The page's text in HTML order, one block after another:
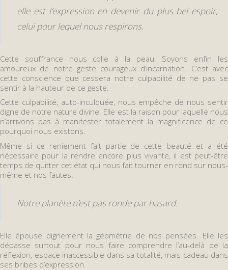
elle est l’expression en devenir du plus bel espoir,
celui pour lequel nous respirons.
Cette souffrance nous colle à la peau. Soyons enfin les
amoureux de notre geste courageux d’incarnation. C’est avec
cette conscience que cessera notre culpabilité de ne pas se
sentir à la hauteur de ce geste.
Cette culpabilité, auto-inculquée, nous empêche de nous sentir
digne de notre nature divine. Elle est la raison pour laquelle nous
n’arrivons pas à manifester totalement la magnificence de ce
pourquoi nous existons.
Même si ce reniement fait partie de cette beauté et a été
nécessaire pour la rendre encore plus vivante, il est peut-être
temps de quitter cet état qui nous fait tourner en rond sur nous-
même et nos fautes.
Notre planète n’est pas ronde par hasard.
Elle épouse dignement la géométrie de nos pensées. Elle les
dépasse surtout pour nous faire comprendre l’au-delà de la
réflexion, espace inaccessible dans sa totalité, mais cadeau dans
ses bribes d’expression.